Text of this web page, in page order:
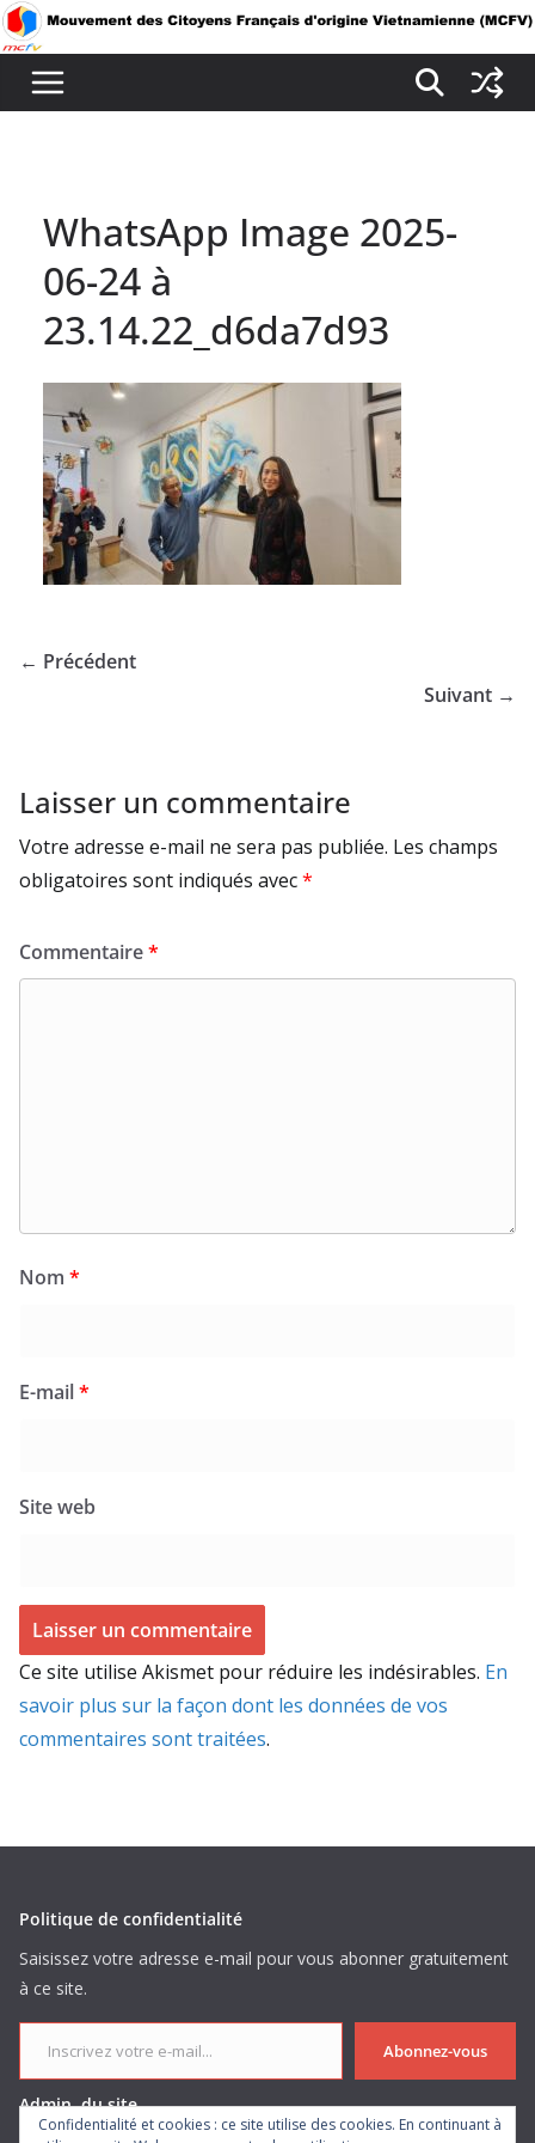
Passer
au
contenu
WhatsApp Image 2025-
06-24 à
23.14.22_d6da7d93
← Précédent
Suivant →
Laisser un commentaire
Votre adresse e-mail ne sera pas publiée. Les champs
obligatoires sont indiqués avec*
Commentaire*
Nom *
E-mail*
Site web
Ce site utilise Akismet pour réduire les indésirables. En
savoir plus sur la façon dont les données de vos
commentaires sont traitées.
Politique de confidentialité
Saisissez votre adresse e-mail pour vous abonner gratuitement
à ce site.
Inscrivez votre e-mail...
Abonnez-vous
Admin. du site
Confidentialité et cookies : ce site utilise des cookies. En continuant à